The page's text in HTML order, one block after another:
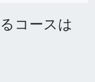
コースは